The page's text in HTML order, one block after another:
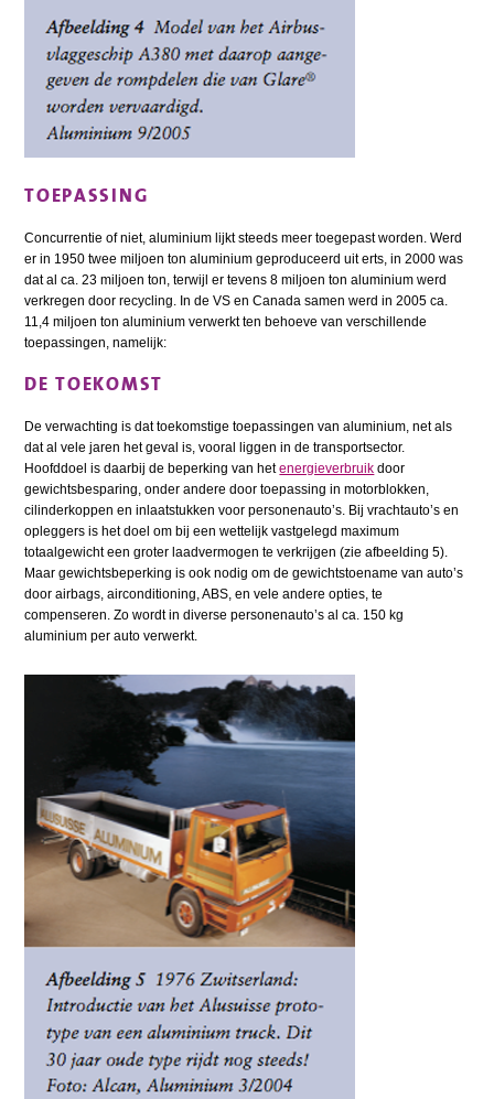
TOEPASSING
Concurrentie of niet, aluminium lijkt steeds meer toegepast worden. Werd
er in 1950 twee miljoen ton aluminium geproduceerd uit erts, in 2000 was
dat al ca. 23 miljoen ton, terwijl er tevens 8 miljoen ton aluminium werd
verkregen door recycling. In de VS en Canada samen werd in 2005 ca.
11,4 miljoen ton aluminium verwerkt ten behoeve van verschillende
toepassingen, namelijk:
DE TOEKOMST
De verwachting is dat toekomstige toepassingen van aluminium, net als
dat al vele jaren het geval is, vooral liggen in de transportsector.
Hoofddoel is daarbij de beperking van hetenergieverbruik door
gewichtsbesparing, onder andere door toepassing in motorblokken,
cilinderkoppen en inlaatstukken voor personenauto’s. Bij vrachtauto’s en
opleggers is het doel om bij een wettelijk vastgelegd maximum
totaalgewicht een groter laadvermogen te verkrijgen (zie afbeelding 5).
Maar gewichtsbeperking is ook nodig om de gewichtstoename van auto’s
door airbags, airconditioning, ABS, en vele andere opties, te
compenseren. Zo wordt in diverse personenauto’s al ca. 150 kg
aluminium per auto verwerkt.